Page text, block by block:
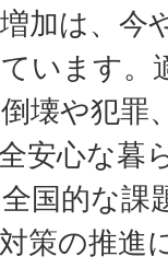
加は、今
います。
壊や犯罪
安心な暮
国的な課
策の推進